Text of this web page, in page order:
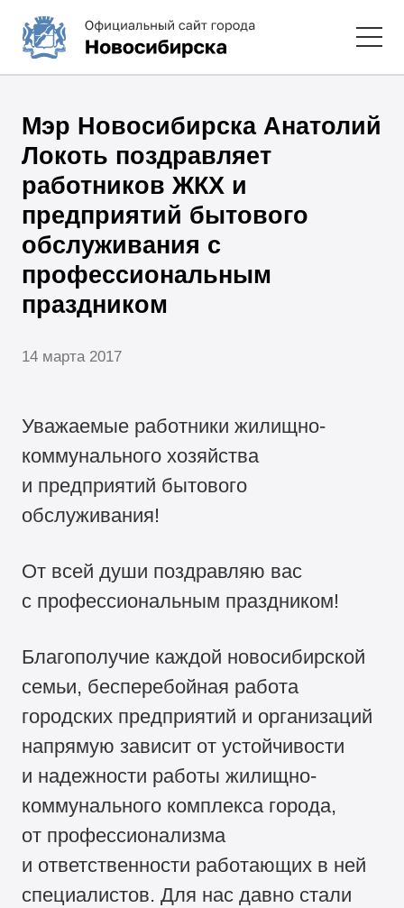
Мэр Новосибирска Анатолий
Локоть поздравляет
работников ЖКХ и
предприятий бытового
обслуживания с
профессиональным
праздником
14 марта 2017
Уважаемые работники жилищно-
коммунального хозяйства
и предприятий бытового
обслуживания!
От всей души поздравляю вас
с профессиональным праздником!
Благополучие каждой новосибирской
семьи, бесперебойная работа
городских предприятий и организаций
напрямую зависит от устойчивости
и надежности работы жилищно-
коммунального комплекса города,
от профессионализма
и ответственности работающих в ней
специалистов. Для нас давно стали